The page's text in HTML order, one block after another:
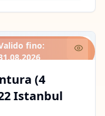
fino:
(4
Istanbul